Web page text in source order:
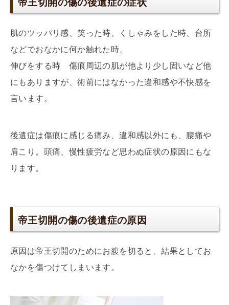
帝王切開の傷の後遺症の症状
肌のツッパリ感、笑った時、くしゃみをした時、台所
などでおなかに何か触れた時、
伸びをする時 傷痕周辺の肌が他より少し固いなど他
にもありますが、術前にはなかった違和感や不快感を
言います。
後遺症は傷痕に感じる痛み、違和感以外にも、腰痛や
肩こり。頭痛、慢性疲労など思わぬ症状の原因にもな
ります。
帝王切開の傷の後遺症の原因
原因は帝王切開のためにお腹を切ると、結果としてお
なかを傷つけてしまいます。